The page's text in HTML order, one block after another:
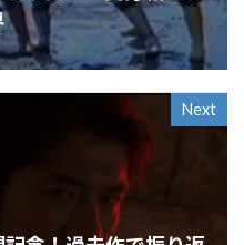
Next